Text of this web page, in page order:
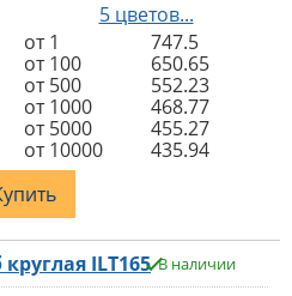
5 цветов...
от 1
747.5
от 100
650.65
от 500
552.23
от 1000
468.77
от 5000
455.27
от 10000
435.94
ILT165 В наличии